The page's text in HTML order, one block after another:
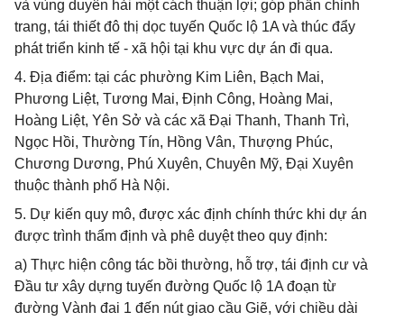
và vùng duyên hải một cách thuận lợi; góp phần chỉnh
trang, tái thiết đô thị dọc tuyến Quốc lộ 1A và thúc đẩy
phát triển kinh tế - xã hội tại khu vực dự án đi qua.
4. Địa điểm: tại các phường Kim Liên, Bạch Mai,
Phương Liệt, Tương Mai, Định Công, Hoàng Mai,
Hoàng Liệt, Yên Sở và các xã Đại Thanh, Thanh Trì,
Ngọc Hồi, Thường Tín, Hồng Vân, Thượng Phúc,
Chương Dương, Phú Xuyên, Chuyên Mỹ, Đại Xuyên
thuộc thành phố Hà Nội.
5. Dự kiến quy mô, được xác định chính thức khi dự án
được trình thẩm định và phê duyệt theo quy định:
a) Thực hiện công tác bồi thường, hỗ trợ, tái định cư và
Đầu tư xây dựng tuyến đường Quốc lộ 1A đoạn từ
đường Vành đai 1 đến nút giao cầu Giẽ, với chiều dài